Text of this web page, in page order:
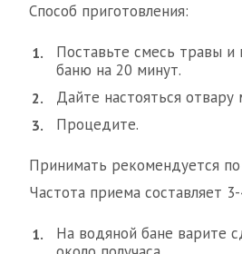
Способ приготовления:
Поставьте смесь травы
баню на 20 минут.
Дайте настояться отвару
Процедите.
Принимать рекомендуется
Частота приема составляет
На водяной бане варите